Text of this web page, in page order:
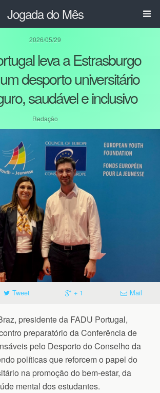
Jogada do Mês
2026/05/29
leva a Estrasburgo
desporto universitário
saudável e inclusivo
Redação
Tweet + 1 Mail
presidente da FADU Portugal,
preparatório da Conferência de
pelo Desporto do Conselho da
políticas que reforcem o papel do
na promoção do bem-estar, da
mental dos estudantes.